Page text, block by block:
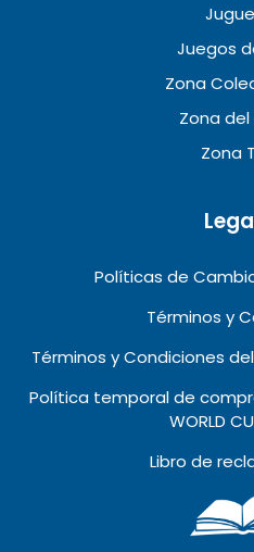
Juegos
Zona
Zona del
Zona
Políticas de
Términos y
Términos y Condiciones
Política temporal de
WORLD
Libro de